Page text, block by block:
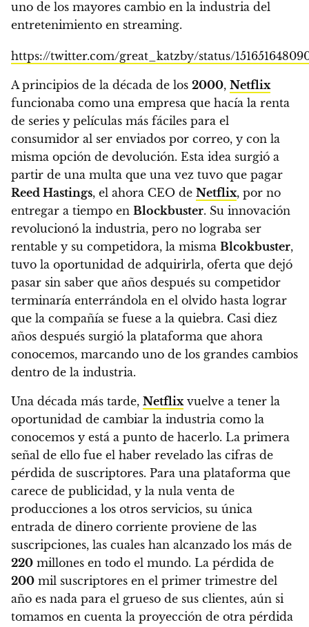
uno de los mayores cambio en la industria del
entretenimiento en streaming.
https://twitter.com/great_katzby/status/
A principios de la década de los 2000, Netflix
funcionaba como una empresa que hacía la renta
de series y películas más fáciles para el
consumidor al ser enviados por correo, y con la
misma opción de devolución. Esta idea surgió a
partir de una multa que una vez tuvo que pagar
Reed Hastings, el ahora CEO de Netflix, por no
entregar a tiempo en Blockbuster. Su innovación
revolucionó la industria, pero no lograba ser
rentable y su competidora, la misma Blcokbuster,
tuvo la oportunidad de adquirirla, oferta que dejó
pasar sin saber que años después su competidor
terminaría enterrándola en el olvido hasta lograr
que la compañía se fuese a la quiebra. Casi diez
años después surgió la plataforma que ahora
conocemos, marcando uno de los grandes cambios
dentro de la industria.
Una década más tarde, Netflixvuelve a tener la
oportunidad de cambiar la industria como la
conocemos y está a punto de hacerlo. La primera
señal de ello fue el haber revelado las cifras de
pérdida de suscriptores. Para una plataforma que
carece de publicidad, y la nula venta de
producciones a los otros servicios, su única
entrada de dinero corriente proviene de las
suscripciones, las cuales han alcanzado los más de
220 millones en todo el mundo. La pérdida de
200 mil suscriptores en el primer trimestre del
año es nada para el grueso de sus clientes, aún si
tomamos en cuenta la proyección de otra pérdida